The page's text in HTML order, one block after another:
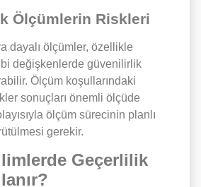
Ölçümlerin Riskleri
dayalı ölçümler, özellikle
değişkenlerde güvenilirlik
Ölçüm koşullarındaki
sonuçları önemli ölçüde
ölçüm sürecinin planlı
gerekir.
Geçerlilik